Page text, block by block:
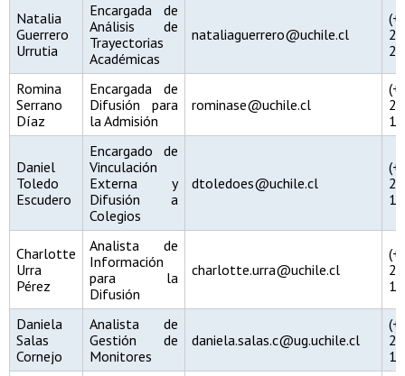
Natalia
Guerrero
Urrutia
Encargada de
Análisis de
Trayectorias
Académicas
nataliaguerrero@uchile.cl
Romina
Serrano
Díaz
Encargada de
Difusión para
la Admisión
rominase@uchile.cl
Daniel
Toledo
Escudero
Encargado de
Vinculación
Externa y
Difusión a
Colegios
dtoledoes@uchile.cl
Charlotte
Urra
Pérez
Analista de
Información
para la
Difusión
charlotte.urra@uchile.cl
Daniela
Salas
Cornejo
Analista de
Gestión de
Monitores
daniela.salas.c@ug.uchile.cl